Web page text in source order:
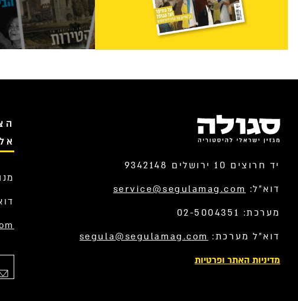
יד חרוצים 10 ירושלים 9342148
דוא”ל: service@segulamag.com
מערכת: 02-5004351
דוא”ל מערכת: segula@segulamag.com
מדיניות האתר ופרטיות